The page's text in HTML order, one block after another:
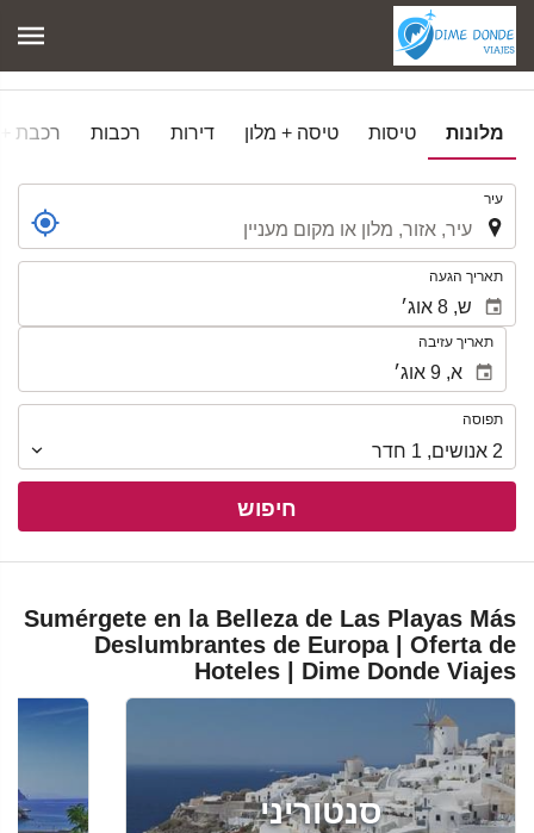
מלונות טיסות טיסה + מלון דירות רכבות רכבת +
עיר
תאריך הגעה
תאריך עזיבה
תפוסה
תפוסה
2 אנושים 1 חדר
חיפוש
Sumérgete en la Belleza de Las Playas Más
Deslumbrantes de Europa | Oferta de
Hoteles | Dime Donde Viajes
סנטוריני